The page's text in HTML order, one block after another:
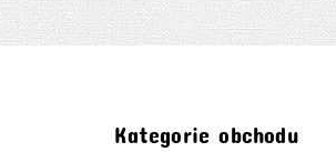
Kategorie obchodu